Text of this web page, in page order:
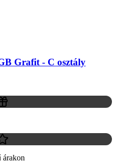
Grafit - C osztály
árakon